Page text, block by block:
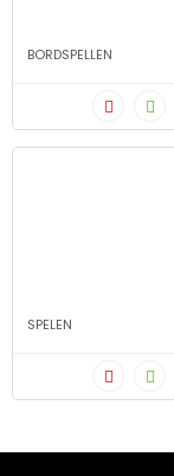
BORDSPELLEN
SPELEN